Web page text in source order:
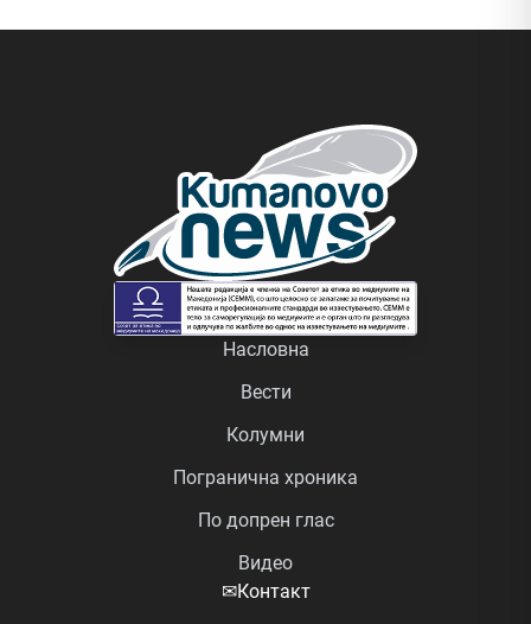
Насловна
Вести
Колумни
Погранична хроника
По допрен глас
Видео
✉Контакт